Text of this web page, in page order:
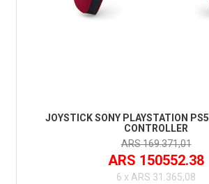
JOYSTICK SONY PLAYSTATION
CONTROLLER
ARS 169.371,01
ARS 150552.38
6 x ARS 31.365,08